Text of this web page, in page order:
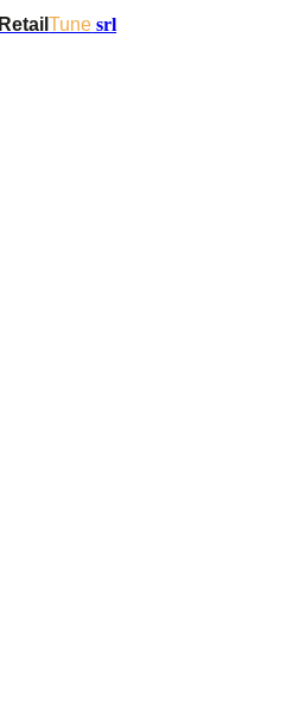
RetailTune srl